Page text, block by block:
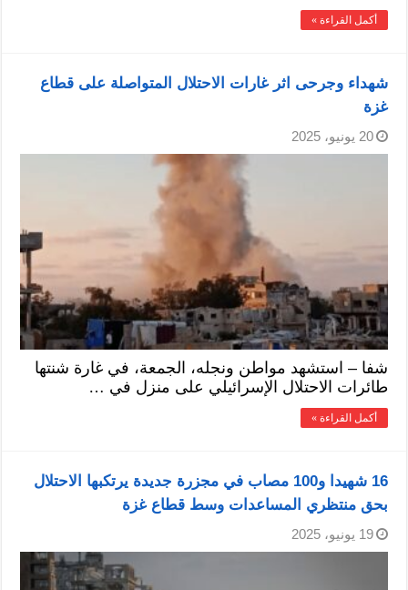
أكمل القراءة »
شهداء وجرحى اثر غارات الاحتلال المتواصلة على قطاع
غزة
20 يونيو، 2025
شفا – استشهد مواطن ونجله، الجمعة، في غارة شنتها
طائرات الاحتلال الإسرائيلي على منزل في …
أكمل القراءة »
16 شهيدا و100 مصاب في مجزرة جديدة يرتكبها الاحتلال
بحق منتظري المساعدات وسط قطاع غزة
19 يونيو، 2025